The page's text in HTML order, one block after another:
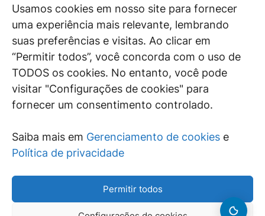
Usamos cookies em nosso site para fornecer
uma experiência mais relevante, lembrando
suas preferências e visitas. Ao clicar em
“Permitir todos”, você concorda com o uso de
TODOS os cookies. No entanto, você pode
visitar "Configurações de cookies" para
fornecer um consentimento controlado.
Saiba mais em Gerenciamento de cookies e
Política de privacidade
Permitir todos
juristas e doutrinadores nacionais, se posicionam
diante de questões relevantes do cotidiano e
universo jurídico.
SIGA